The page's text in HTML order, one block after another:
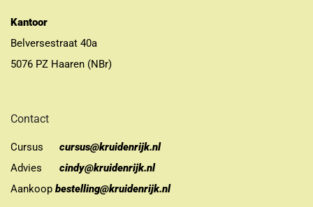
Kantoor
Belversestraat 40a
5076 PZ Haaren (NBr)
Contact
Cursus
cursus@kruidenrijk.nl
Advies
cindy@kruidenrijk.nl
Aankoop bestelling@kruidenrijk.nl